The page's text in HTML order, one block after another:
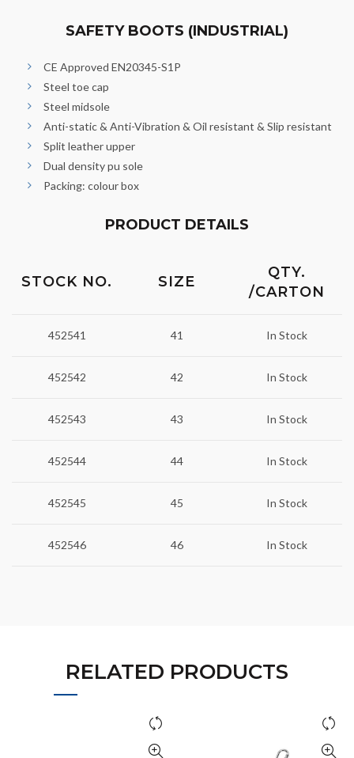
SAFETY BOOTS (INDUSTRIAL)
CE Approved EN20345-S1P
Steel toe cap
Steel midsole
Anti-static & Anti-Vibration & Oil resistant & Slip resistant
Split leather upper
Dual density pu sole
Packing: colour box
PRODUCT DETAILS
STOCK NO. SIZE
QTY.
/CARTON
452541 41 In Stock
452542 42 In Stock
452543 43 In Stock
452544 44 In Stock
452545 45 In Stock
452546 46 In Stock
RELATED PRODUCTS